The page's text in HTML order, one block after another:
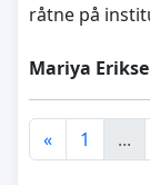
råtne på
Mariya
« 1 ...